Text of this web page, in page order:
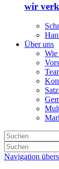
wir
Über uns
Wie
Navigation